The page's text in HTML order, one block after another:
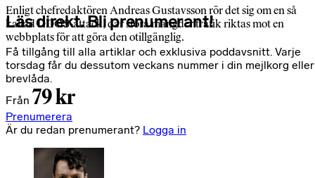
Enligt chefredaktören Andreas Gustavsson rör det sig om en så
kallad DDOS-attack, där stora mängder trafik riktas mot en
webbplats för att göra den otillgänglig.
Läs direkt. Bli prenumerant!
Få tillgång till alla artiklar och exklusiva poddavsnitt. Varje
torsdag får du dessutom veckans nummer i din mejlkorg eller
brevlåda.
Från 79 kr
Prenumerera
Är du redan prenumerant? Logga in